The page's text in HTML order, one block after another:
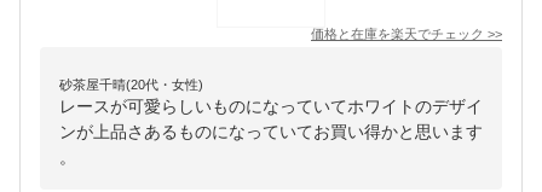
価格と在庫を楽天でチェック >>
砂茶屋千晴(20代・女性)
レースが可愛らしいものになっていてホワイトのデザイ
ンが上品さあるものになっていてお買い得かと思います
。